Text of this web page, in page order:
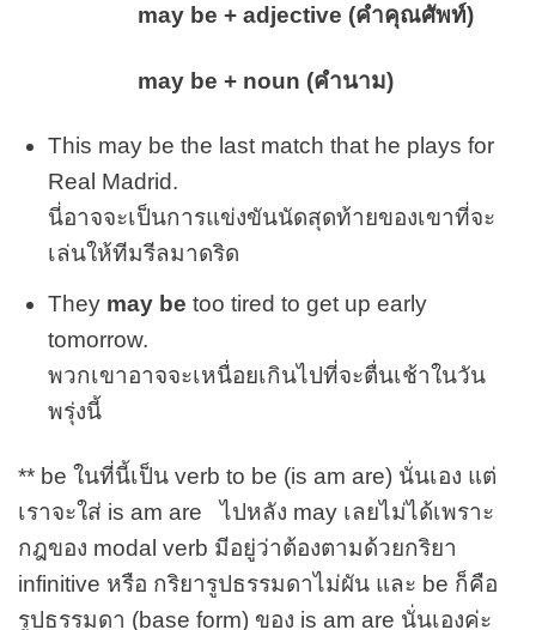
may be + adjective (คำคุณศัพท์)
may be + noun (คำนาม)
This may be the last match that he plays for
Real Madrid.
นี่อาจจะเป็นการแข่งขันนัดสุดท้ายของเขาที่จะ
เล่นให้ทีมรีลมาดริด
They may be too tired to get up early
tomorrow.
พวกเขาอาจจะเหนื่อยเกินไปที่จะตื่นเช้าในวัน
พรุ่งนี้
** be ในที่นี้เป็น verb to be (is am are) นั่นเอง แต่
เราจะใส่ is am are ไปหลัง may เลยไม่ได้เพราะ
กฎของ modal verb มีอยู่ว่าต้องตามด้วยกริยา
infinitive หรือ กริยารูปธรรมดาไม่ผัน และ be ก็คือ
รูปธรรมดา (base form) ของ is am are นั่นเองค่ะ